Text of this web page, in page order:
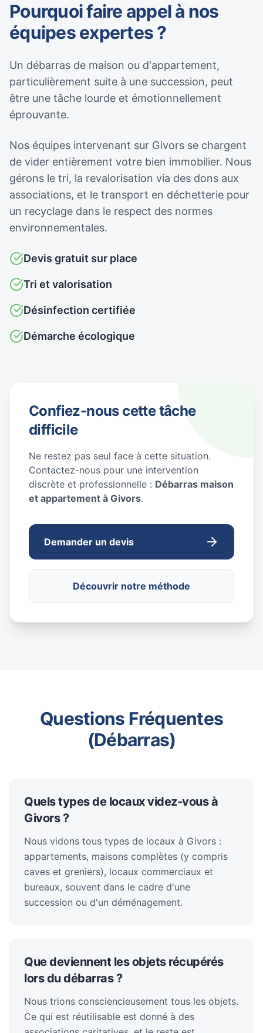
Pourquoi faire appel à nos
équipes expertes ?
Un débarras de maison ou d'appartement,
particulièrement suite à une succession, peut
être une tâche lourde et émotionnellement
éprouvante.
Nos équipes intervenant sur Givors se chargent
de vider entièrement votre bien immobilier. Nous
gérons le tri, la revalorisation via des dons aux
associations, et le transport en déchetterie pour
un recyclage dans le respect des normes
environnementales.
Devis gratuit sur place
Tri et valorisation
Désinfection certifiée
Démarche écologique
Confiez-nous cette tâche
difficile
Ne restez pas seul face à cette situation.
Contactez-nous pour une intervention
discrète et professionnelle : Débarras maison
et appartement à Givors.
Demander un devis
Découvrir notre méthode
Questions Fréquentes
(Débarras)
Quels types de locaux videz-vous à
Givors ?
Nous vidons tous types de locaux à Givors :
appartements, maisons complètes (y compris
caves et greniers), locaux commerciaux et
bureaux, souvent dans le cadre d'une
succession ou d'un déménagement.
Que deviennent les objets récupérés
lors du débarras ?
Nous trions consciencieusement tous les objets.
Ce qui est réutilisable est donné à des